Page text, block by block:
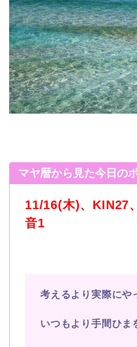
マヤ暦から見た今日の
11/16(木)、 KIN27
音1
考えるより実際にや
いつもより手間ひま